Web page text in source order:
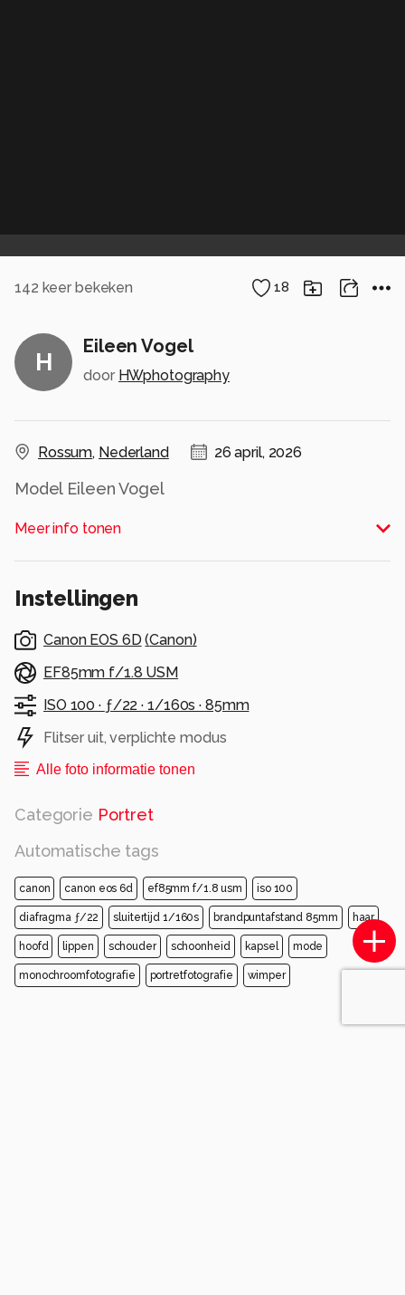
142 keer bekeken 18
H
Eileen Vogel
door HWphotography
Rossum, Nederland 26 april, 2026
Model Eileen Vogel
Alle rechten voorbehouden
Meer info tonen
Instellingen
Canon EOS 6D (Canon)
EF85mm f/1.8 USM
ISO 100 · ƒ/22 · 1/160s · 85mm
Flitser uit, verplichte modus
Alle foto informatie tonen
Categorie Portret
Automatische tags
canon canon eos 6d ef85mm f/1.8 usm iso 100
diafragma ƒ/22 sluitertijd 1/160s brandpuntafstand 85mm haar
hoofd lippen schouder schoonheid kapsel mode
monochroomfotografie portretfotografie wimper